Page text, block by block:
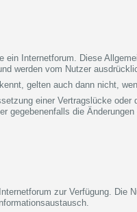
Internetforum. Diese
werden vom Nutzer
gelten auch dann nicht,
einer Vertragslücke
die
zur Verfügung. Die